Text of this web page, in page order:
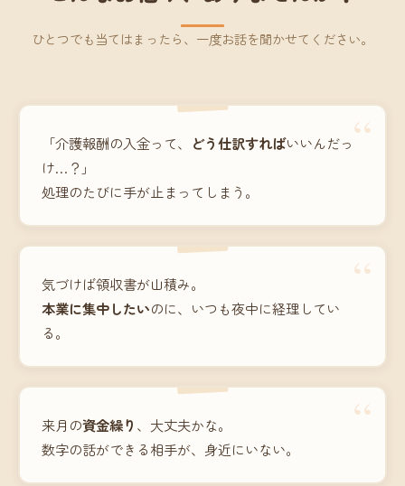
ひとつでも当てはまったら、一度お話を聞かせてください。
“
「介護報酬の入金って、 どう仕訳すればいいんだっ
け…？」
処理のたびに手が止まってしまう。
“
気づけば領収書が山積み。
本業に集中したいのに、いつも夜中に経理してい
る。
“
来月の資金繰り 、大丈夫かな。
数字の話ができる相手が、身近にいない。